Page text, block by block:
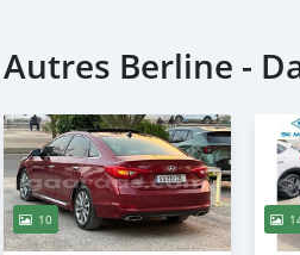
Autres Berline -
10